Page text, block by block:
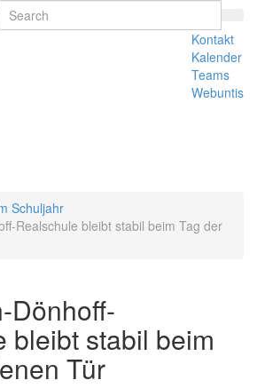
Kontakt
Kalender
Teams
Webuntis
Schuljahr
Realschule bleibt stabil beim Tag der
Dönhoff-
bleibt stabil beim
Tür